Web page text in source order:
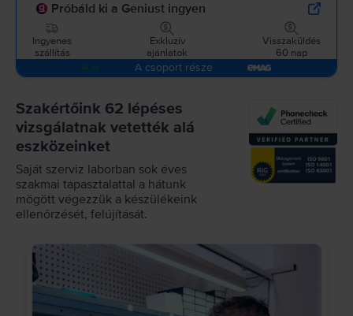
Próbáld ki a Geniust ingyen
Ingyenes
szállítás
Exkluzív
ajánlatok
Visszaküldés
60 nap
A csoport része
Szakértőink 62 lépéses
vizsgálatnak vetették alá
eszközeinket
Saját szerviz laborban sok éves
szakmai tapasztalattal a hátunk
mögött végezzük a készülékeink
ellenőrzését, felújítását.